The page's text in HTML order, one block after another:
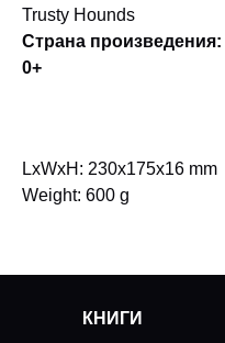
Trusty Hounds
Страна произведения:
0+
LxWxH: 230x175x16 mm
Weight: 600 g
КНИГИ